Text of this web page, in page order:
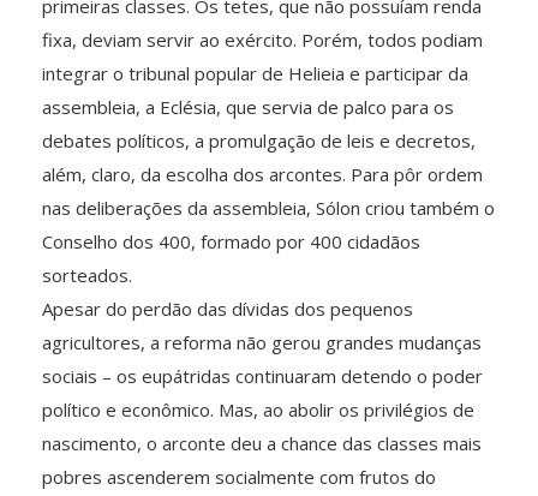
primeiras classes. Os tetes, que não possuíam renda
fixa, deviam servir ao exército. Porém, todos podiam
integrar o tribunal popular de Helieia e participar da
assembleia, a Eclésia, que servia de palco para os
debates políticos, a promulgação de leis e decretos,
além, claro, da escolha dos arcontes. Para pôr ordem
nas deliberações da assembleia, Sólon criou também o
Conselho dos 400, formado por 400 cidadãos
sorteados.
Apesar do perdão das dívidas dos pequenos
agricultores, a reforma não gerou grandes mudanças
sociais – os eupátridas continuaram detendo o poder
político e econômico. Mas, ao abolir os privilégios de
nascimento, o arconte deu a chance das classes mais
pobres ascenderem socialmente com frutos do